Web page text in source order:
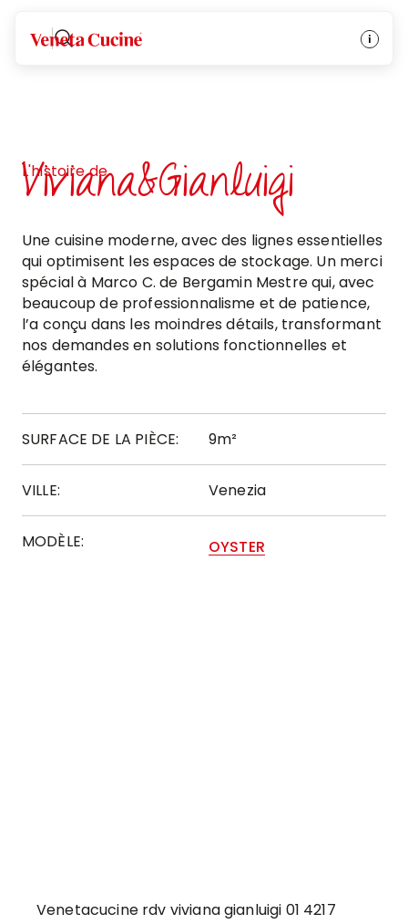
Veneta Cucine
L'histoire de
Viviana&Gianluigi
Une cuisine moderne, avec des lignes essentielles
qui optimisent les espaces de stockage. Un merci
spécial à Marco C. de Bergamin Mestre qui, avec
beaucoup de professionnalisme et de patience,
l’a conçu dans les moindres détails, transformant
nos demandes en solutions fonctionnelles et
élégantes.
SURFACE DE LA PIÈCE: 9m²
VILLE: Venezia
MODÈLE: OYSTER
Venetacucine rdv viviana gianluigi 01 4217